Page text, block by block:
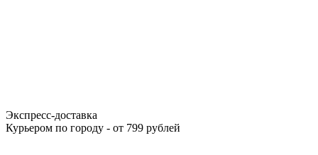
Экспресс-доставка
Курьером по городу - от 799 рублей